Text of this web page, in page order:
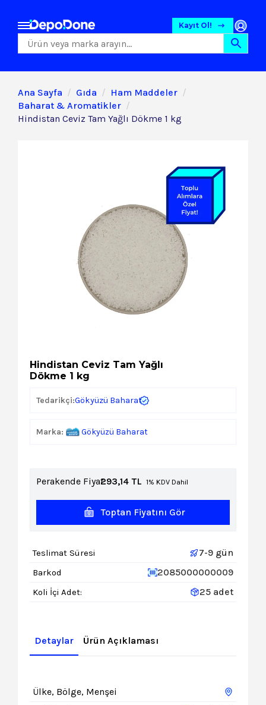
Kayıt Ol!
Ana Sayfa Gıda
Ham Maddeler
Baharat & Aromatikler
Hindistan Ceviz Tam Yağlı Dökme 1 kg
Hindistan Ceviz Tam Yağlı
Dökme 1 kg
Tedarikçi:Gökyüzü Baharat
Marka: Gökyüzü Baharat
Perakende Fiyat:293,14 TL 1% KDV Dahil
Toptan Fiyatını Gör
Teslimat Süresi 7-9 gün
Barkod 2085000000009
Koli İçi Adet: 25 adet
Detaylar Ürün Açıklaması
Ülke, Bölge, Menşei